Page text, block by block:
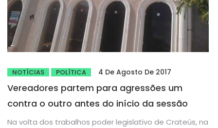
NOTÍCIAS POLÍTICA 4 De Agosto De 2017
Vereadores partem para agressões um
contra o outro antes do início da sessão
Na volta dos trabalhos poder legislativo de Crateús, na